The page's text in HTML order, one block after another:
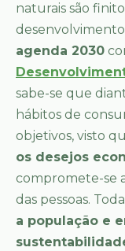
naturais são
agenda 2030
sabe-se que
hábitos de
objetivos, visto
os desejos
compromete-se
das pessoas.
a população e